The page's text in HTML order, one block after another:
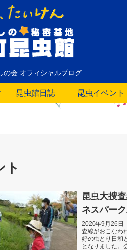
の会 オフィシャルブログ
昆虫館日誌 昆虫イベント
ト
昆虫大捜
ネスパー
2020年9月26日
査線がおこなわ
好の虫とり日和
となりました。